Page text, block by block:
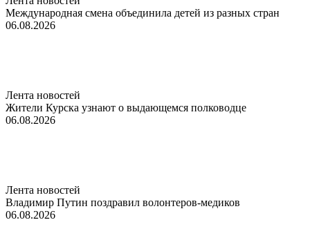
Международная смена объединила детей из разных стран
06.08.2026
Лента новостей
Жители Курска узнают о выдающемся полководце
06.08.2026
Лента новостей
Владимир Путин поздравил волонтеров-медиков
06.08.2026